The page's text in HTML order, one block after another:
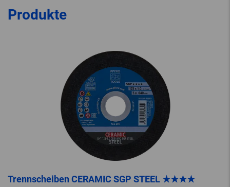
Produkte
Trennscheiben CERAMIC SGP STEEL ★★★★